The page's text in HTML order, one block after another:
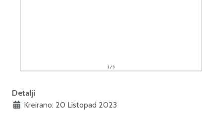
Detalji
Kreirano: 20 Listopad 2023